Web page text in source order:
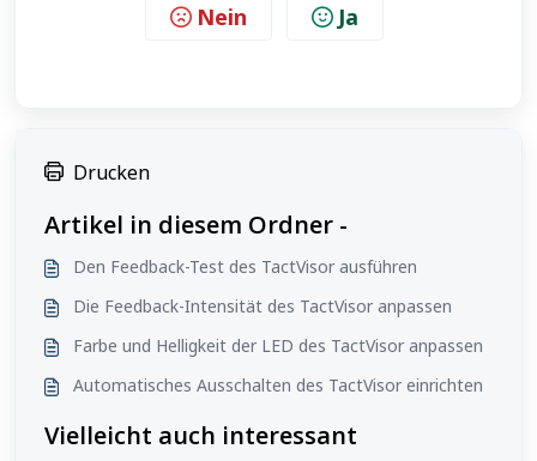
Nein Ja
Drucken
Artikel in diesem Ordner -
Den Feedback-Test des TactVisor ausführen
Die Feedback-Intensität des TactVisor anpassen
Farbe und Helligkeit der LED des TactVisor anpassen
Automatisches Ausschalten des TactVisor einrichten
Vielleicht auch interessant